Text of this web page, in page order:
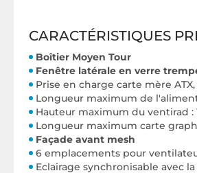
CARACTÉRISTIQUES
Boîtier Moyen Tour
Fenêtre latérale en verre
Prise en charge carte mère
Longueur maximum de
Hauteur maximum du ventirad :
Longueur maximum carte
Façade avant mesh
6 emplacements pour
Eclairage synchronisable avec